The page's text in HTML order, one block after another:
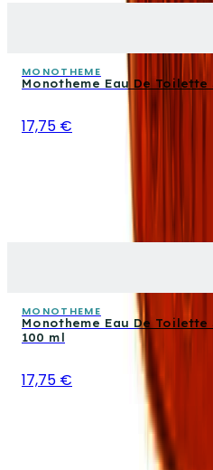
MONOTHEME
Monotheme Eau De
17,75 €
MONOTHEME
Monotheme Eau De
100 ml
17,75 €